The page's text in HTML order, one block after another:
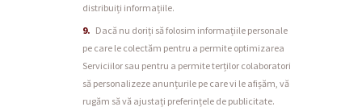
distribuiți informațiile.
Dacă nu doriți să folosim informațiile personale
pe care le colectăm pentru a permite optimizarea
Serviciilor sau pentru a permite terților colaboratori
să personalizeze anunțurile pe care vi le afișăm, vă
rugăm să vă ajustați preferințele de publicitate.